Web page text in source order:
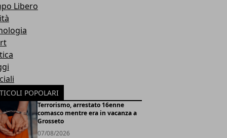
Libero
POPOLARI
Terrorismo, arrestato 16enne
comasco mentre era in vacanza a
Grosseto
07/08/2026